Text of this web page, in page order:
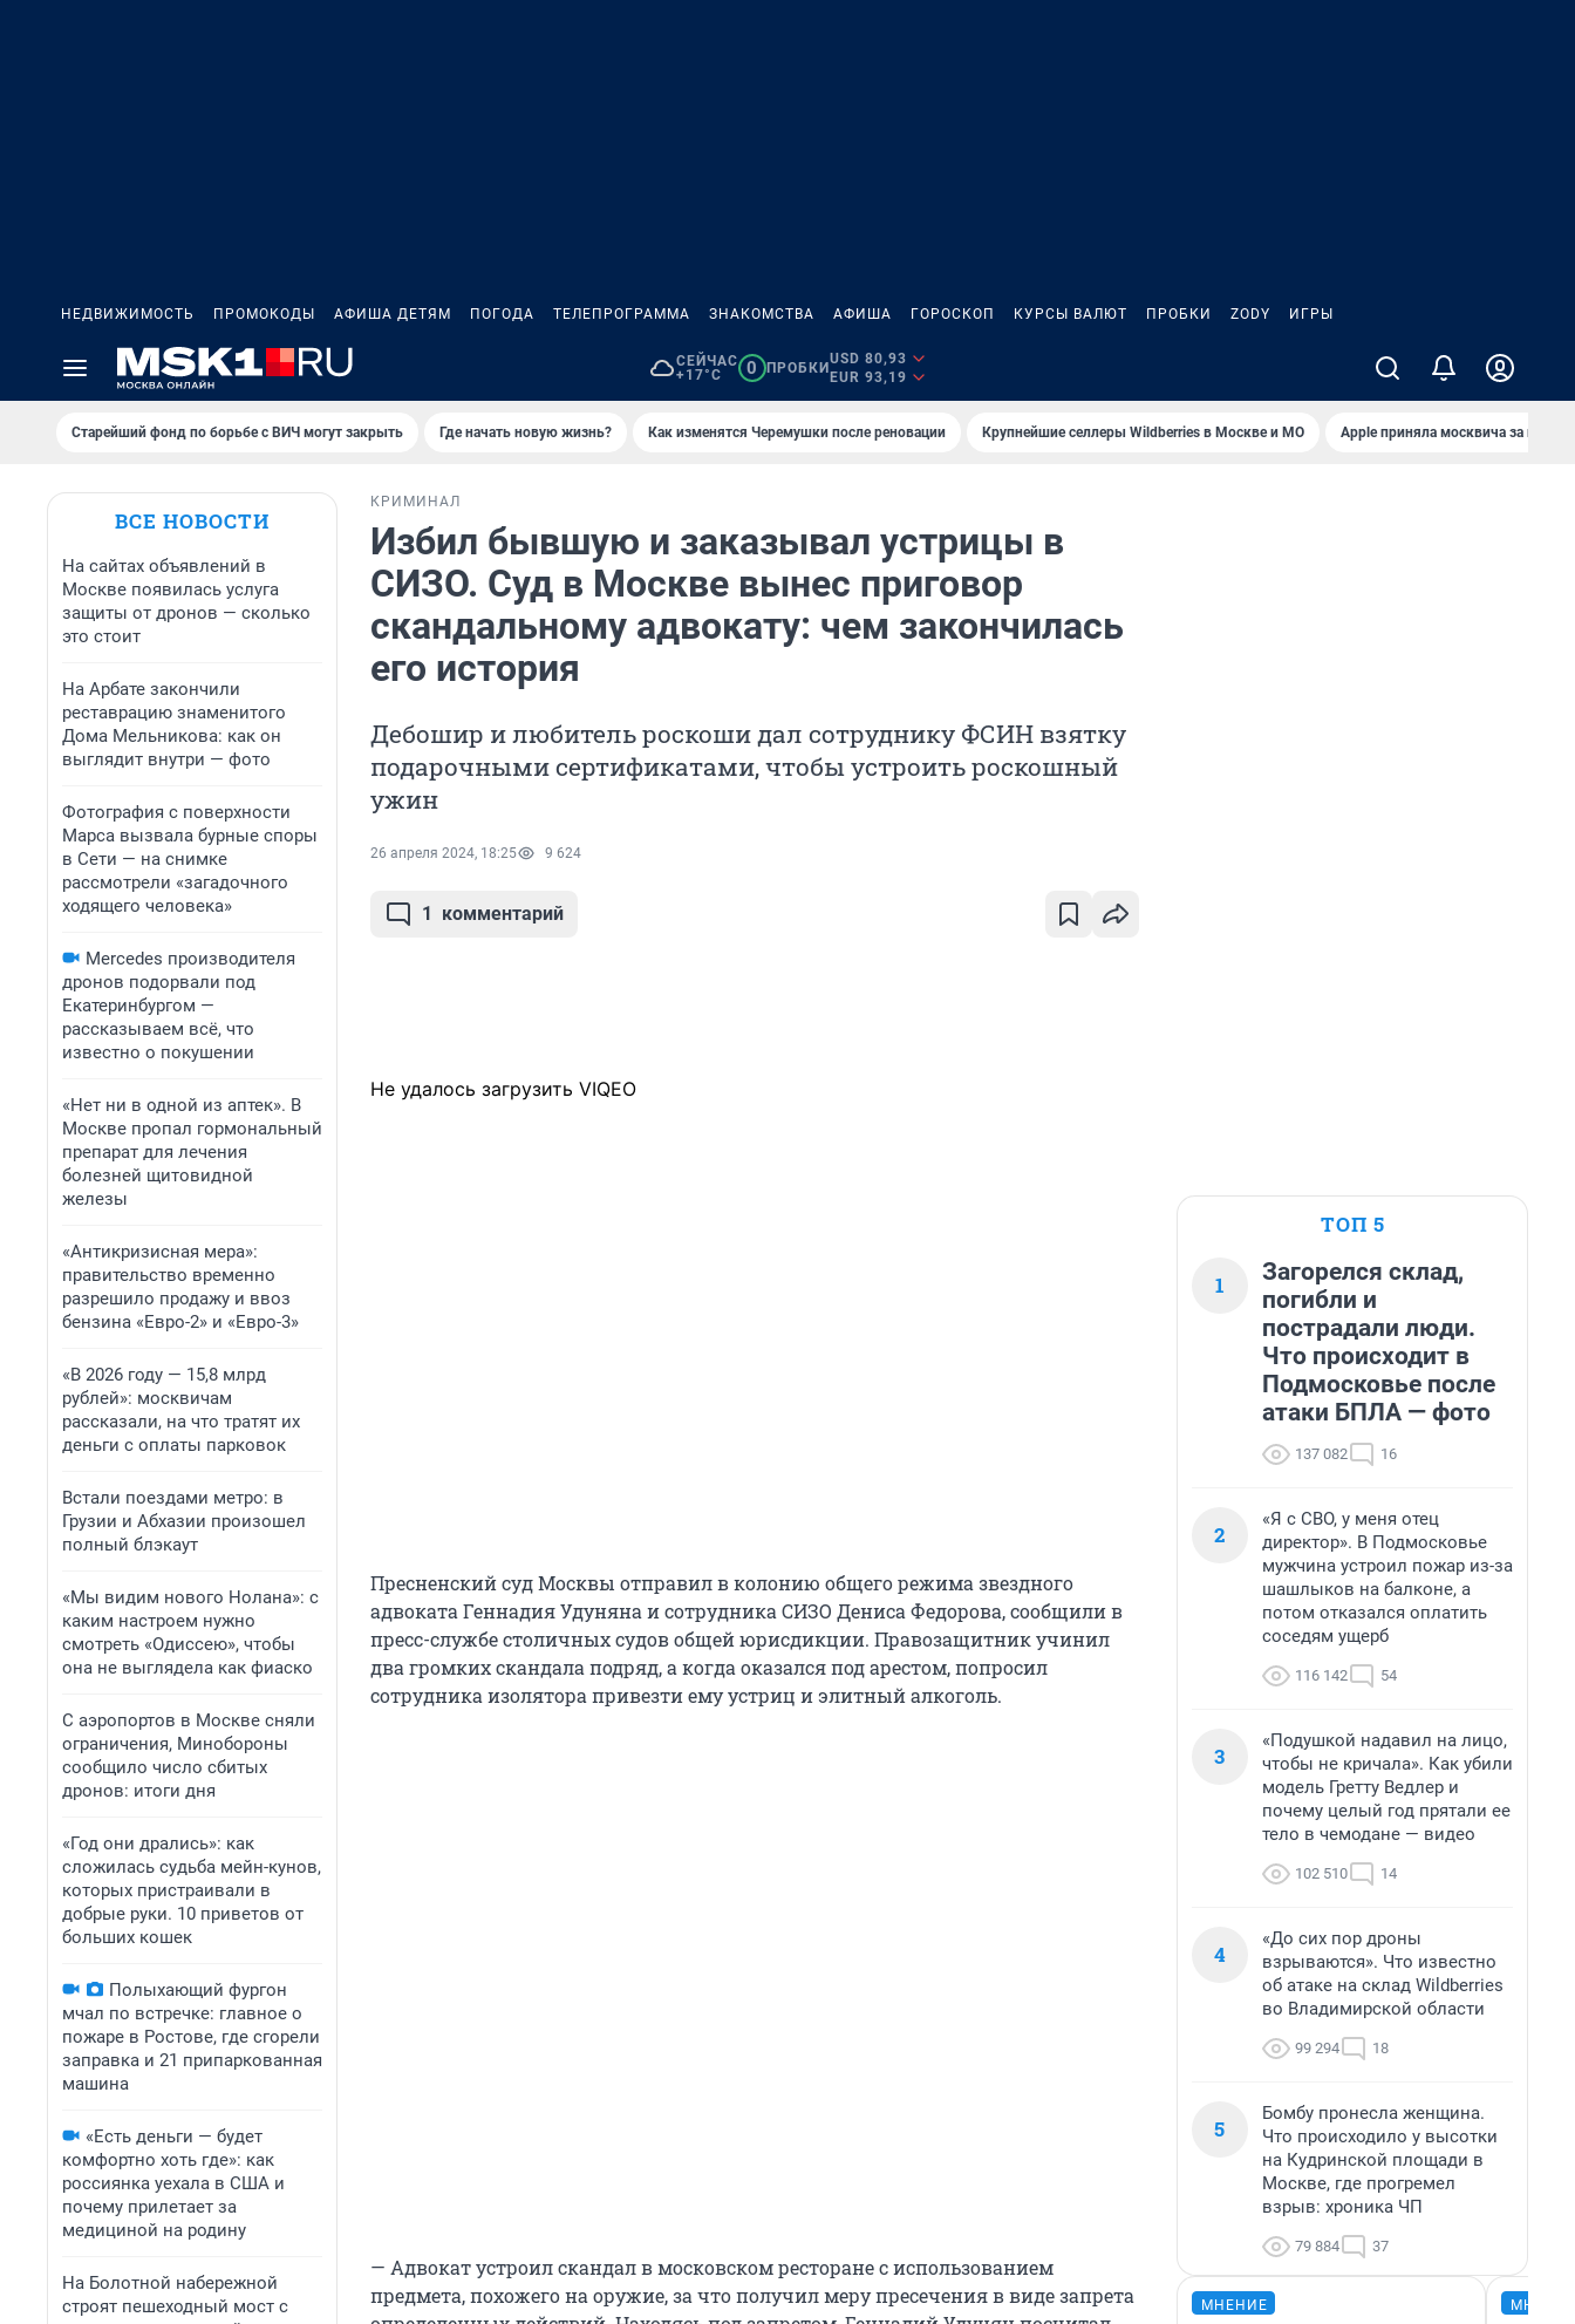
НЕДВИЖИМОСТЬ ПРОМОКОДЫ АФИША ДЕТЯМ ПОГОДА ТЕЛЕПРОГРАММА ЗНАКОМСТВА АФИША ГОРОСКОП КУРСЫ ВАЛЮТ ПРОБКИ ZODY ИГРЫ
СЕЙЧАС
+17°C
0 ПРОБКИ
USD 80,93
EUR 93,19
Старейший фонд по борьбе с ВИЧ могут закрыть Где начать новую жизнь? Как изменятся Черемушки после реновации Крупнейшие селлеры Wildberries в Москве и МО Apple приняла москвича за
ВСЕ НОВОСТИ
На сайтах объявлений в
Москве появилась услуга
защиты от дронов — сколько
это стоит
На Арбате закончили
реставрацию знаменитого
Дома Мельникова: как он
выглядит внутри — фото
Фотография с поверхности
Марса вызвала бурные споры
в Сети — на снимке
рассмотрели «загадочного
ходящего человека»
Mercedes производителя
дронов подорвали под
Екатеринбургом —
рассказываем всё, что
известно о покушении
«Нет ни в одной из аптек». В
Москве пропал гормональный
препарат для лечения
болезней щитовидной
железы
«Антикризисная мера»:
правительство временно
разрешило продажу и ввоз
бензина «Евро-2» и «Евро-3»
«В 2026 году — 15,8 млрд
рублей»: москвичам
рассказали, на что тратят их
деньги с оплаты парковок
Встали поездами метро: в
Грузии и Абхазии произошел
полный блэкаут
«Мы видим нового Нолана»: с
каким настроем нужно
смотреть «Одиссею», чтобы
она не выглядела как фиаско
С аэропортов в Москве сняли
ограничения, Минобороны
сообщило число сбитых
дронов: итоги дня
«Год они дрались»: как
сложилась судьба мейн-кунов,
которых пристраивали в
добрые руки. 10 приветов от
больших кошек
Полыхающий фургон
мчал по встречке: главное о
пожаре в Ростове, где сгорели
заправка и 21 припаркованная
машина
«Есть деньги — будет
комфортно хоть где»: как
россиянка уехала в США и
почему прилетает за
медициной на родину
На Болотной набережной
строят пешеходный мост с
КРИМИНАЛ
Избил бывшую и заказывал устрицы в
СИЗО. Суд в Москве вынес приговор
скандальному адвокату: чем закончилась
его история
Дебошир и любитель роскоши дал сотруднику ФСИН взятку
подарочными сертификатами, чтобы устроить роскошный
ужин
26 апреля 2024, 18:25 9 624
1 комментарий
Не удалось загрузить VIQEO
Пресненский суд Москвы отправил в колонию общего режима звездного
адвоката Геннадия Удуняна и сотрудника СИЗО Дениса Федорова, сообщили в
пресс-службе столичных судов общей юрисдикции. Правозащитник учинил
два громких скандала подряд, а когда оказался под арестом, попросил
сотрудника изолятора привезти ему устриц и элитный алкоголь.
— Адвокат устроил скандал в московском ресторане с использованием
предмета, похожего на оружие, за что получил меру пресечения в виде запрета
ТОП 5
1
Загорелся склад,
погибли и
пострадали люди.
Что происходит в
Подмосковье после
атаки БПЛА — фото
137 082 16
2
«Я с СВО, у меня отец
директор». В Подмосковье
мужчина устроил пожар из-за
шашлыков на балконе, а
потом отказался оплатить
соседям ущерб
116 142 54
3
«Подушкой надавил на лицо,
чтобы не кричала». Как убили
модель Гретту Ведлер и
почему целый год прятали ее
тело в чемодане — видео
102 510 14
4
«До сих пор дроны
взрываются». Что известно
об атаке на склад Wildberries
во Владимирской области
99 294 18
5
Бомбу пронесла женщина.
Что происходило у высотки
на Кудринской площади в
Москве, где прогремел
взрыв: хроника ЧП
79 884 37
МНЕНИЕ